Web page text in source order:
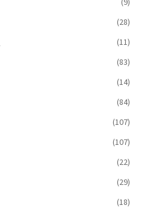
(28)
(11)
(83)
(14)
(84)
(107)
(107)
(22)
(29)
(18)